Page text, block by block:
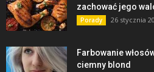
zachować jego
Porady 26 stycznia
Farbowanie
ciemny blond